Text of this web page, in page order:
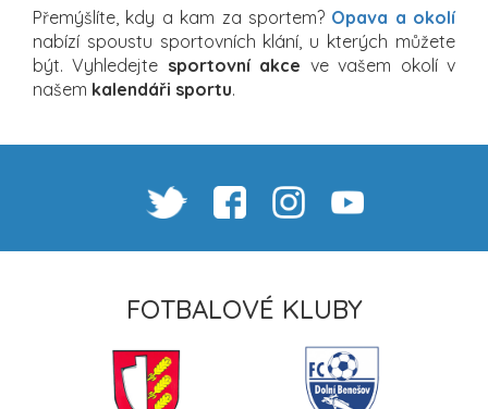
Přemýšlíte, kdy a kam za sportem? Opava a okolí
nabízí spoustu sportovních klání, u kterých můžete
být. Vyhledejte sportovní akce ve vašem okolí v
našem kalendáři sportu.
FOTBALOVÉ KLUBY